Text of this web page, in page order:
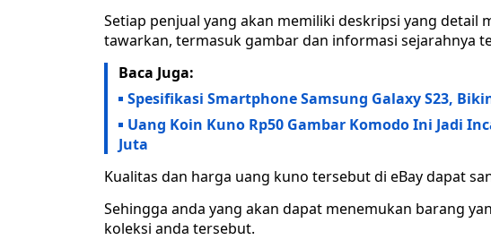
Setiap penjual yang akan memiliki deskripsi yang detail
tawarkan, termasuk gambar dan informasi sejarahnya
Baca Juga:
Spesifikasi Smartphone Samsung Galaxy S23,
Uang Koin Kuno Rp50 Gambar Komodo Ini Jadi
Juta
Kualitas dan harga uang kuno tersebut di eBay dapat
Sehingga anda yang akan dapat menemukan barang
koleksi anda tersebut.